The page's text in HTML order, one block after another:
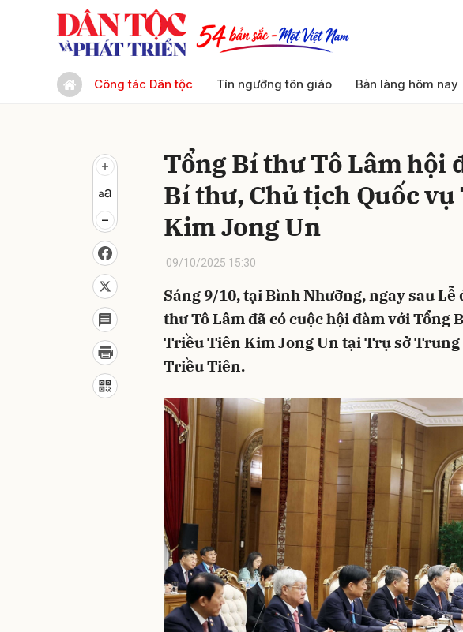
Công tác Dân tộc Tín ngưỡng tôn giáo Bản làng hôm nay
Tổng Bí thư Tô Lâm hội
Bí thư, Chủ tịch Quốc
Kim Jong Un
09/10/2025 15:30
Sáng 9/10, tại Bình Nhưỡng, ngay sau
thư Tô Lâm đã có cuộc hội đàm với Tổng
Triều Tiên Kim Jong Un tại Trụ sở
Triều Tiên.
Gửi bình luận